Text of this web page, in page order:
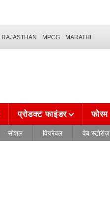
RAJASTHAN MPCG MARATHI
प्रोडक्ट फाइंडर फोरम
सोशल वियरेबल वेब स्टोरीज़